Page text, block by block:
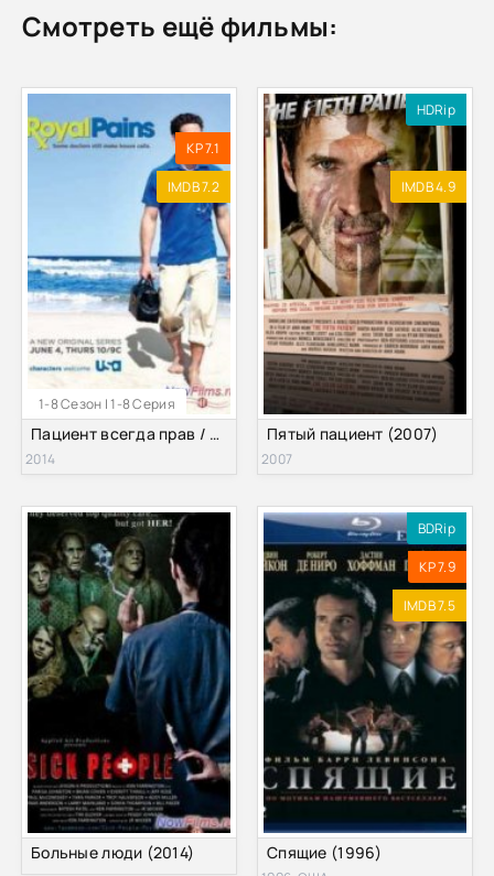
Смотреть ещё фильмы:
1-8 Сезон | 1-8 Серия
KP 7.1
IMDB 7.2
Пациент всегда прав / Дорогой доктор (2014) 1-8 сезон
2014
HDRip
IMDB 4.9
Пятый пациент (2007)
2007
Больные люди (2014)
BDRip
KP 7.9
IMDB 7.5
Спящие (1996)